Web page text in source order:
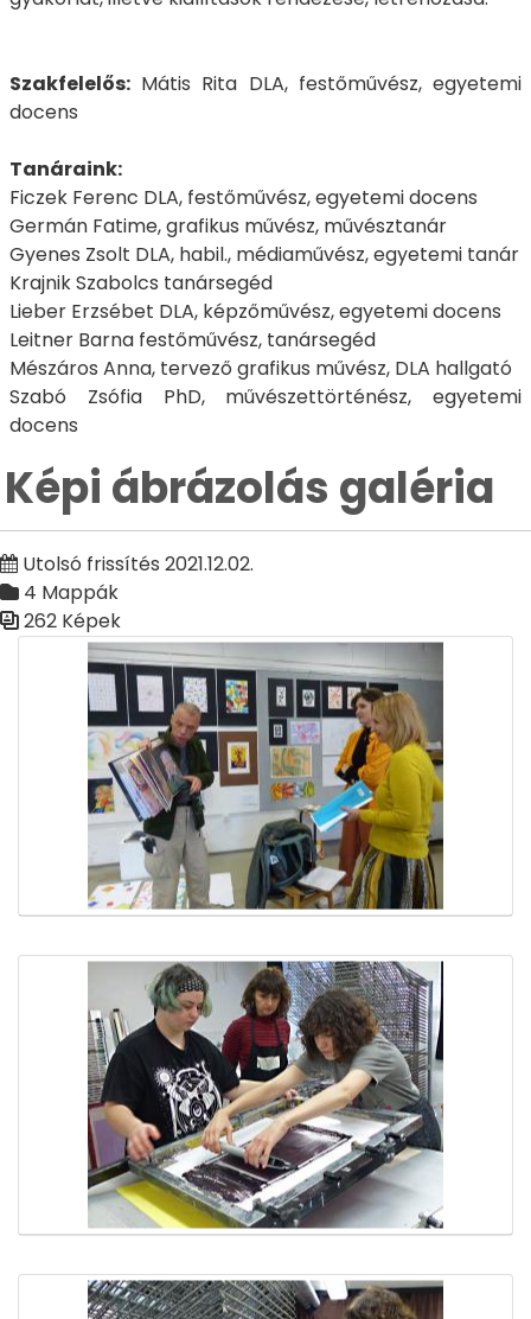
Szakfelelős: Mátis Rita DLA, festőművész, egyetemi
docens
Tanáraink:
Ficzek Ferenc DLA, festőművész, egyetemi docens
Germán Fatime, grafikus művész, művésztanár
Gyenes Zsolt DLA, habil., médiaművész, egyetemi tanár
Krajnik Szabolcs tanársegéd
Lieber Erzsébet DLA, képzőművész, egyetemi docens
Leitner Barna festőművész, tanársegéd
Mészáros Anna, tervező grafikus művész, DLA hallgató
Szabó Zsófia PhD, művészettörténész, egyetemi
docens
Képi ábrázolás galéria
Utolsó frissítés 2021.12.02.
4 Mappák
262 Képek